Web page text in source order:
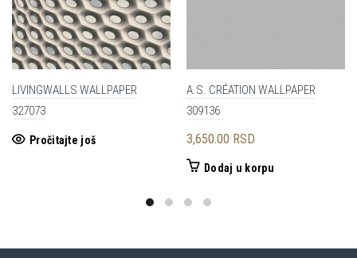
LIVINGWALLS WALLPAPER
327073
Pročitajte još
A.S. CRÉATION WALLPAPER
309136
3,650.00 RSD
Dodaj u korpu